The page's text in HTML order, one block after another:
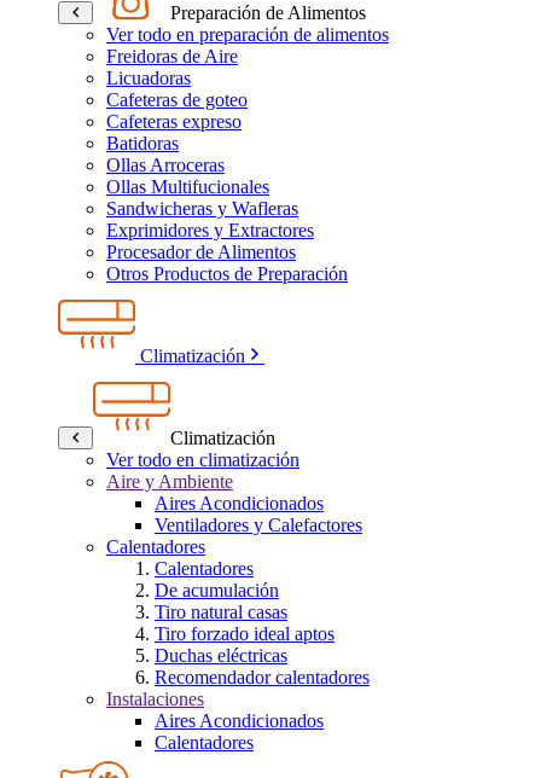
Preparación de Alimentos
Ver todo en preparación de alimentos
Freidoras de Aire
Licuadoras
Cafeteras de goteo
Cafeteras expreso
Batidoras
Ollas Arroceras
Ollas Multifucionales
Sandwicheras y Wafleras
Exprimidores y Extractores
Procesador de Alimentos
Otros Productos de Preparación
Climatización
Climatización
Ver todo en climatización
Aire y Ambiente
Aires Acondicionados
Ventiladores y Calefactores
Calentadores
Calentadores
De acumulación
Tiro natural casas
Tiro forzado ideal aptos
Duchas eléctricas
Recomendador calentadores
Instalaciones
Aires Acondicionados
Calentadores